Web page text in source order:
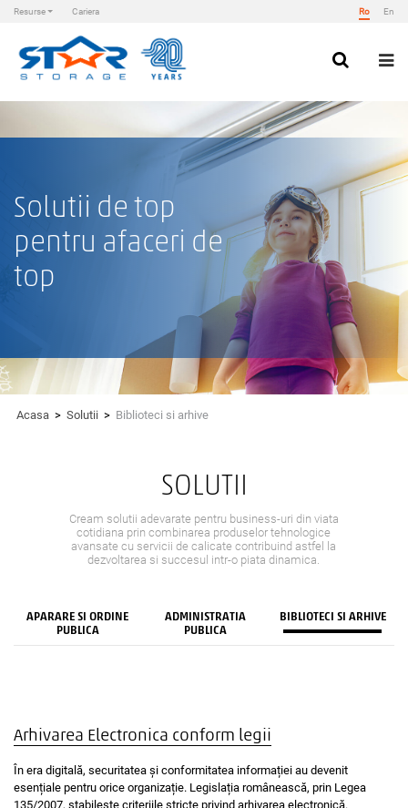
Resurse Cariera Ro En
content
Solutii de top
pentru afaceri de
top
Acasa > Solutii > Biblioteci si arhive
SOLUTII
Cream solutii adevarate pentru business-uri din viata
cotidiana prin combinarea produselor tehnologice
avansate cu servicii de calicate contribuind astfel la
dezvoltarea si succesul intr-o piata dinamica.
APARARE SI ORDINE
PUBLICA
ADMINISTRATIA
PUBLICA
BIBLIOTECI SI ARHIVE
Arhivarea Electronica conform legii
În era digitală, securitatea și conformitatea informației au devenit
esențiale pentru orice organizație. Legislația românească, prin Legea
135/2007, stabilește criteriile stricte privind arhivarea electronică.